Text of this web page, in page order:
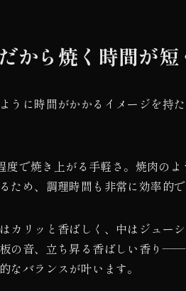
から焼く時間が短
うに時間がかかるイメージを持
度で焼き上がる手軽さ。焼肉の
ため、調理時間も非常に効率的で
カリッと香ばしく、中はジュー
の音、立ち昇る香ばしい香り
なバランスが叶います。